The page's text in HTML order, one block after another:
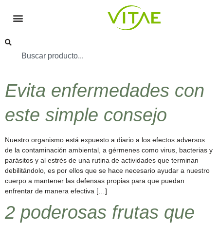
Evita enfermedades con
este simple consejo
Nuestro organismo está expuesto a diario a los efectos adversos
de la contaminación ambiental, a gérmenes como virus, bacterias y
parásitos y al estrés de una rutina de actividades que terminan
debilitándolo, es por ellos que se hace necesario ayudar a nuestro
cuerpo a mantener las defensas propias para que puedan
enfrentar de manera efectiva […]
2 poderosas frutas que